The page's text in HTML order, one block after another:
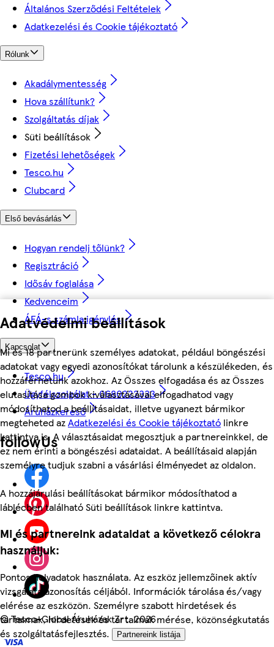
Adatvédelmi beállítások
Mi és 18 partnerünk személyes adatokat, például böngészési
adatokat vagy egyedi azonosítókat tárolunk a készülékeden, és
hozzáférhetünk azokhoz. Az Összes elfogadása és az Összes
elutasítása gombok kiválasztásával elfogadhatod vagy
módosíthatod a beállításaidat, illetve ugyanezt bármikor
megteheted azAdatkezelési és Cookie tájékoztató linkre
kattintva is. A választásaidat megosztjuk a partnereinkkel, de
ez nem érinti a böngészési adataidat. A beállításaid alapján
személyre tudjuk szabni a vásárlási élményedet az oldalon.
A hozzájárulási beállításokat bármikor módosíthatod a
láblécben található Süti beállítások linkre kattintva.
Mi és partnereink adataidat a következő célokra
használjuk:
Pontos helyadatok használata. Az eszköz jellemzőinek aktív
vizsgálata azonosítás céljából. Információk tárolása és/vagy
elérése az eszközön. Személyre szabott hirdetések és
tartalmak, hirdetések és tartalmak mérése, közönségkutatás
és szolgáltatásfejlesztés.
Partnereink listája
Általános Szerződési Feltételek
Adatkezelési és Cookie tájékoztató
Rólunk
Akadálymentesség
Hova szállítunk?
Szolgáltatás díjak
Süti beállítások
Fizetési lehetőségek
Tesco.hu
Clubcard
Első bevásárlás
Hogyan rendelj tőlünk?
Regisztráció
Idősáv foglalása
Kedvenceim
ÁFÁ-s számla igénylés
Kapcsolat
Tesco.hu
Ügyfélszolgálat - 0680222333
Áruházkereső
followUs
©Tesco-Global Áruházak Zrt. 2026